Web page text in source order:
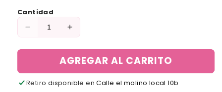
Cantidad
Reducir
para
vitamina
c
Aumentar
para
Serum
vitamina
c
AGREGAR AL CARRITO
Retiro disponible enCalle el molino local 10b